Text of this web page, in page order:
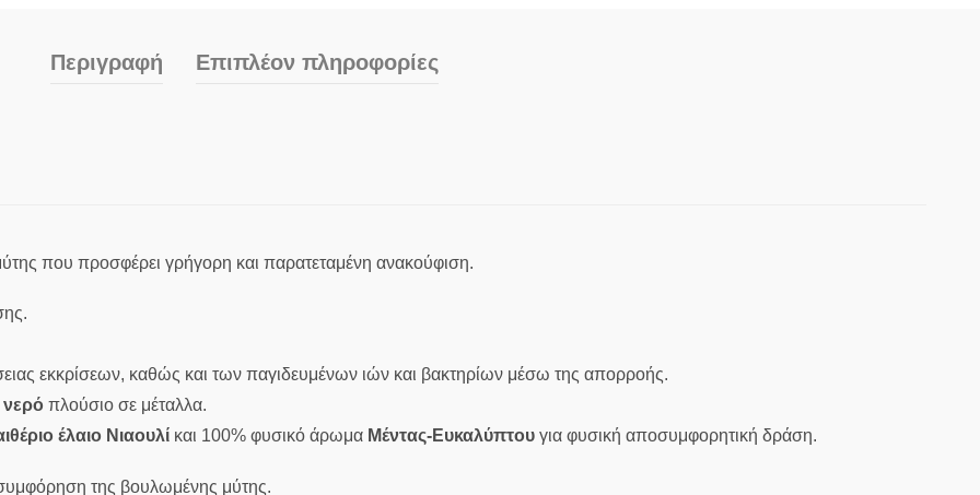
Περιγραφή Επιπλέον πληροφορίες
που προσφέρει γρήγορη και παρατεταμένη ανακούφιση.
εκκρίσεων, καθώς και των παγιδευμένων ιών και βακτηρίων μέσω της απορροής.
πλούσιο σε μέταλλα.
έλαιο Νιαουλίκαι 100% φυσικό άρωμα Μέντας-Ευκαλύπτουγια φυσική αποσυμφορητική δράση.
της βουλωμένης μύτης.